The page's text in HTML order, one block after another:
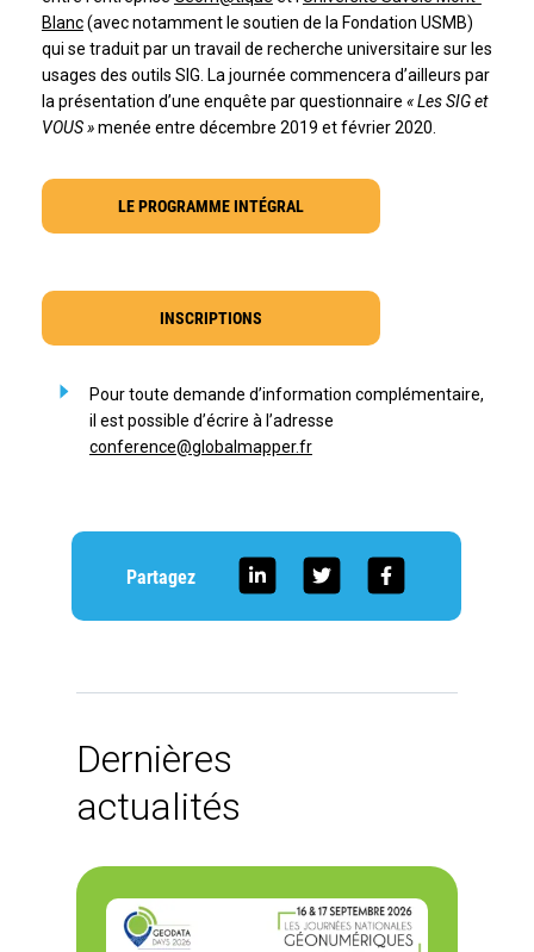
Blanc(avec notamment le soutien de la Fondation USMB)
qui se traduit par un travail de recherche universitaire sur les
usages des outils SIG. La journée commencera d’ailleurs par
la présentation d’une enquête par questionnaire « Les SIG et
VOUS »menée entre décembre 2019 et février 2020.
LE PROGRAMME INTÉGRAL
INSCRIPTIONS
Pour toute demande d’information complémentaire,
il est possible d’écrire à l’adresse
conference@globalmapper.fr
Partagez
Dernières
actualités